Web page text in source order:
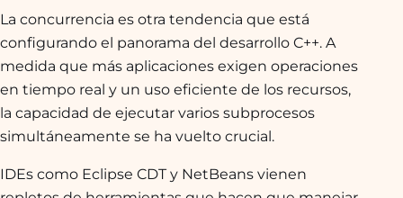
La concurrencia es otra tendencia que está
configurando el panorama del desarrollo C++. A
medida que más aplicaciones exigen operaciones
en tiempo real y un uso eficiente de los recursos,
la capacidad de ejecutar varios subprocesos
simultáneamente se ha vuelto crucial.
IDEs como Eclipse CDT y NetBeans vienen